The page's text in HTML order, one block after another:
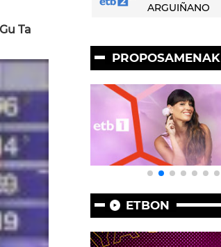
Ta
ARGUIÑANO
PROPOSAMENAK
ETBON